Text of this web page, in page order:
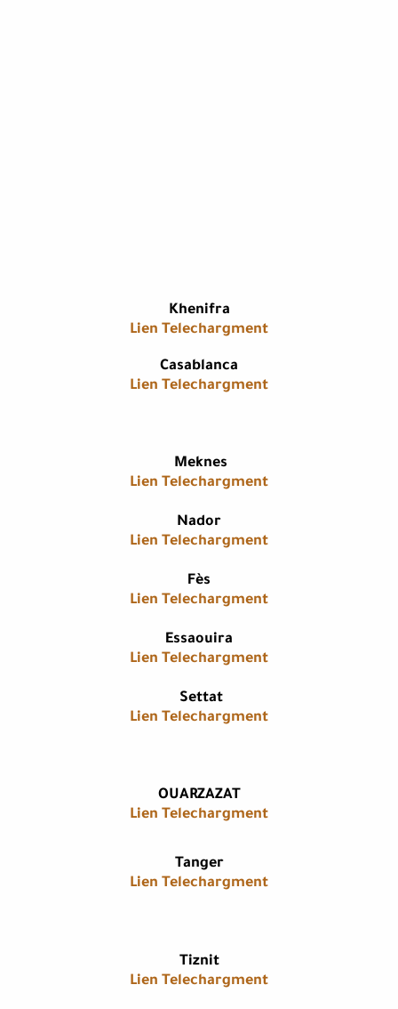
​Khenifra
Lien Telechargment
​Casablanca
Lien Telechargment
Meknes
Lien Telechargment
​Nador
Lien Telechargment
​Fès
Lien Telechargment
Essaouira​
Lien Telechargment
​Settat
Lien Telechargment
OUARZAZAT
Lien Telechargment
​Tanger
Lien Telechargment
​Tiznit
Lien Telechargment